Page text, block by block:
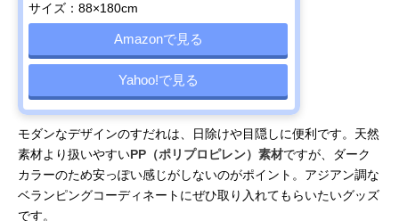
サイズ：88×180cm
Amazonで見る
Yahoo!で見る
モダンなデザインのすだれは、日除けや目隠しに便利です。天然
素材より扱いやすいPP（ポリプロピレン）素材ですが、ダーク
カラーのため安っぽい感じがしないのがポイント。アジアン調な
ベランピングコーディネートにぜひ取り入れてもらいたいグッズ
です。